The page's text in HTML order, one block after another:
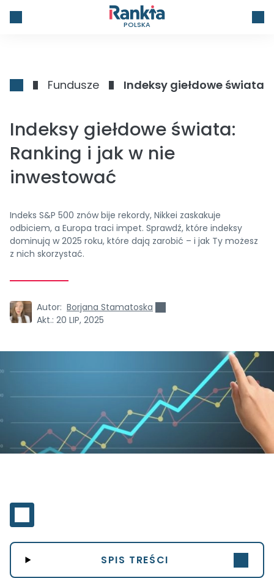
POLSKA
Fundusze Indeksy giełdowe świata:
Indeksy giełdowe świata:
Ranking i jak w nie
inwestować
Indeks S&P 500 znów bije rekordy, Nikkei zaskakuje
odbiciem, a Europa traci impet. Sprawdź, które indeksy
dominują w 2025 roku, które dają zarobić – i jak Ty możesz
z nich skorzystać.
Autor: Borjana Stamatoska
Akt.: 20 LIP, 2025
SPIS TREŚCI